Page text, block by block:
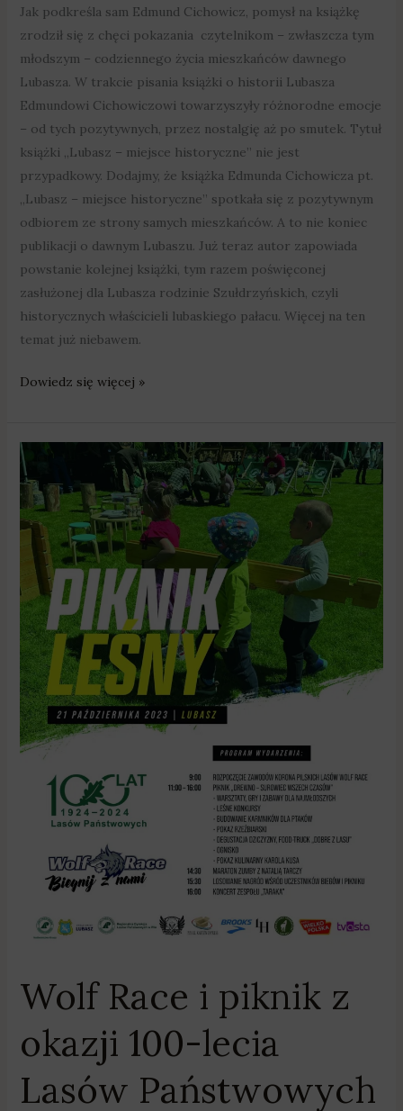
Jak podkreśla sam Edmund Cichowicz, pomysł na książkę
zrodził się z chęci pokazania czytelnikom – zwłaszcza tym
młodszym – codziennego życia mieszkańców dawnego
Lubasza. W trakcie pisania książki o historii Lubasza
Edmundowi Cichowiczowi towarzyszyły różnorodne emocje
– od tych pozytywnych, przez nostalgię aż po smutek. Tytuł
książki „Lubasz – miejsce historyczne” nie jest
przypadkowy. Dodajmy, że książka Edmunda Cichowicza pt.
„Lubasz – miejsce historyczne” spotkała się z pozytywnym
odbiorem ze strony samych mieszkańców. A to nie koniec
publikacji o dawnym Lubaszu. Już teraz autor zapowiada
powstanie kolejnej książki, tym razem poświęconej
zasłużonej dla Lubasza rodzinie Szułdrzyńskich, czyli
historycznych właścicieli lubaskiego pałacu. Więcej na ten
temat już niebawem.
Dowiedz się więcej »
Wolf Race i piknik z
okazji 100-lecia
Lasów Państwowych
Wolf
Race
i
piknik
okazji
100-
lecia
Lasów
Państwowych
już
21
października
w
Lubaszu